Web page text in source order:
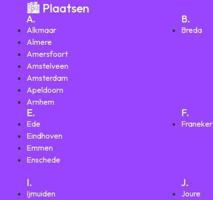
🏙️ Plaatsen
A.
Alkmaar
Almere
Amersfoort
Amstelveen
Amsterdam
Apeldoorn
Arnhem
B.
Breda
E.
Ede
Eindhoven
Emmen
Enschede
F.
Franeker
I.
Ijmuiden
J.
Joure